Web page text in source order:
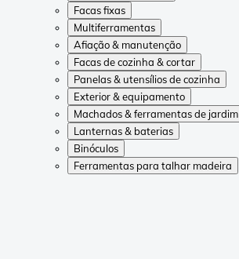
Facas fixas
Multiferramentas
Afiação & manutenção
Facas de cozinha & cortar
Panelas & utensílios de cozinha
Exterior & equipamento
Machados & ferramentas de jardim
Lanternas & baterias
Binóculos
Ferramentas para talhar madeira